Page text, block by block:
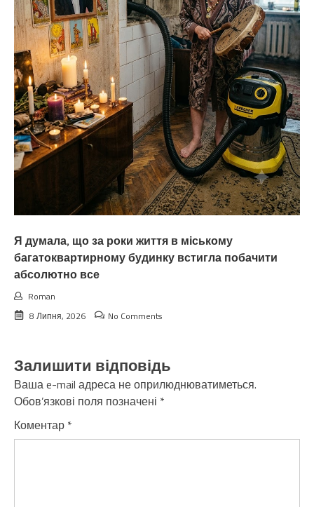
Я думала, що за роки життя в міському
багатоквартирному будинку встигла побачити
абсолютно все
Roman
8 Липня, 2026
No Comments
Залишити відповідь
Ваша e-mail адреса не оприлюднюватиметься.
Обов’язкові поля позначені *
Коментар *